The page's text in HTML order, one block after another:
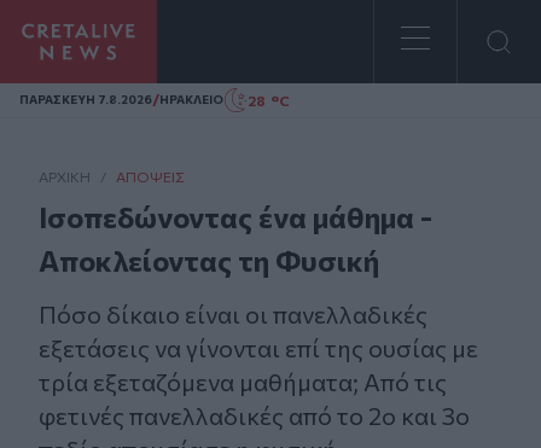
Homepage
ΠΑΡΑΣΚΕΥΗ 7.8.2026/ΗΡΑΚΛΕΙΟ 28 °C
ΑΡΧΙΚΗ / ΑΠΌΨΕΙΣ
Ισοπεδώνοντας ένα μάθημα -
Αποκλείοντας τη Φυσική
Πόσο δίκαιο είναι οι πανελλαδικές
εξετάσεις να γίνονται επί της ουσίας με
τρία εξεταζόμενα μαθήματα; Από τις
φετινές πανελλαδικές από το 2ο και 3ο